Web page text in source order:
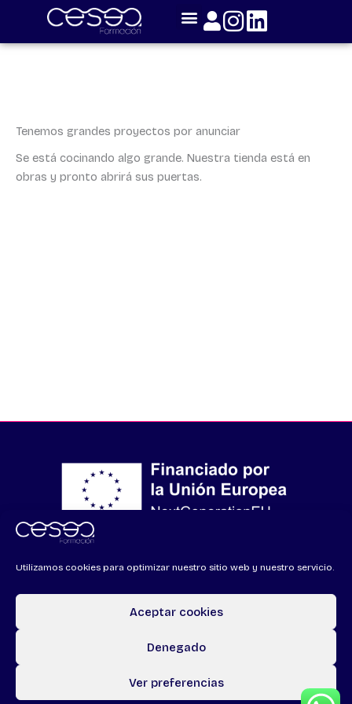
Utilizamos cookies para optimizar nuestro sitio web y nuestro servicio.
Aceptar cookies
Denegado
Ver preferencias
content
Tenemos grandes proyectos por anunciar
Se está cocinando algo grande. Nuestra tienda está en
obras y pronto abrirá sus puertas.
Financiado por la Unión Europea – NextGenerationEU
Todos los derechos © 2026 CSA Formación | Powered by
CETREX
Marketing